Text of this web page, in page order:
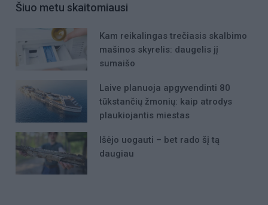
Šiuo metu skaitomiausi
Kam reikalingas trečiasis skalbimo
mašinos skyrelis: daugelis jį
sumaišo
Laive planuoja apgyvendinti 80
tūkstančių žmonių: kaip atrodys
plaukiojantis miestas
Išėjo uogauti – bet rado šį tą
daugiau